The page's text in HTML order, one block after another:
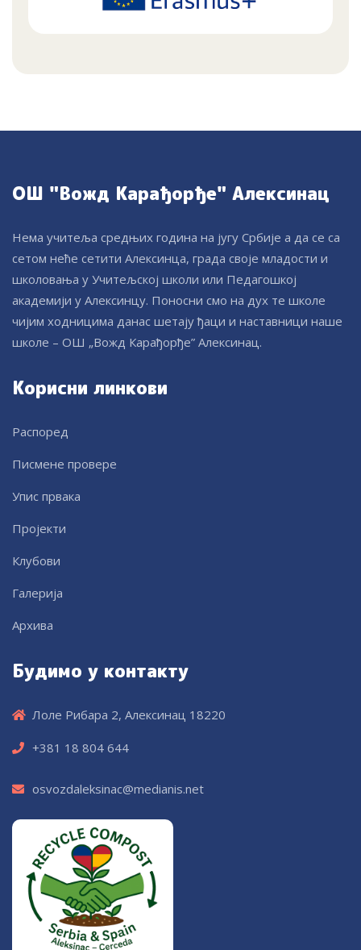
ОШ "Вожд Карађорђе" Алексинац
Нема учитеља средњих година на југу Србије а да се са
сетом неће сетити Алексинца, града своје младости и
школовања у Учитељској школи или Педагошкој
академији у Алексинцу. Поносни смо на дух те школе
чијим ходницима данас шетају ђаци и наставници наше
школе – ОШ „Вожд Карађорђе” Алексинац.
Корисни линкови
Распоред
Писмене провере
Упис првака
Пројекти
Клубови
Галерија
Архива
Будимо у контакту
Лоле Рибара 2, Алексинац 18220
+381 18 804 644
osvozdaleksinac@medianis.net